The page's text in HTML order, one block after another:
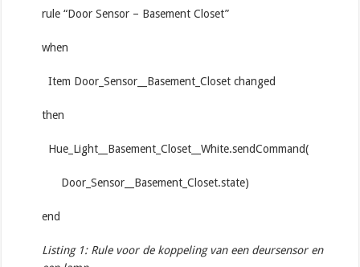
rule “Door Sensor – Basement Closet”
when
Item Door_Sensor__Basement_Closet changed
then
Hue_Light__Basement_Closet__White.sendCommand(
Door_Sensor__Basement_Closet.state)
end
Listing 1: Rule voor de koppeling van een deursensor en